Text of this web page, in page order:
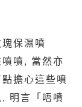
保濕噴
噴, 當然亦
擔心這些噴
明言「唔噴